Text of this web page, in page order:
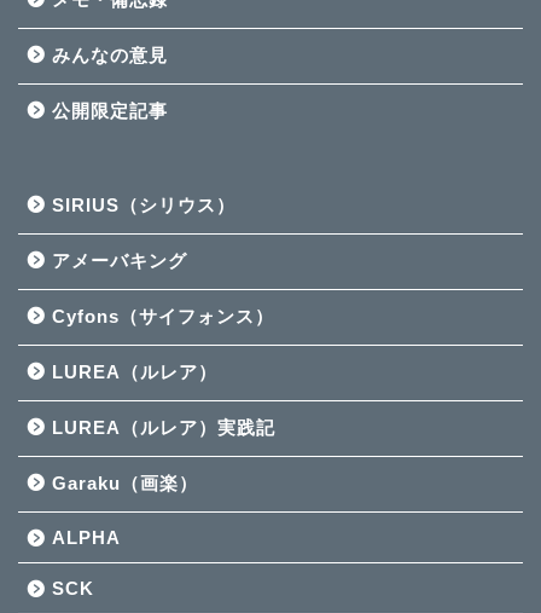
みんなの意見
公開限定記事
SIRIUS（シリウス）
アメーバキング
Cyfons（サイフォンス）
LUREA（ルレア）
LUREA（ルレア）実践記
Garaku（画楽）
ALPHA
SCK